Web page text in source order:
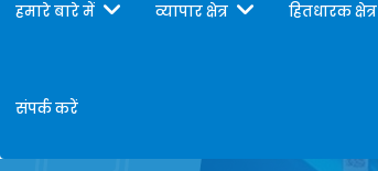
हमारे बारे में व्यापार क्षेत्र हितधारक क्षेत्र
संपर्क करें